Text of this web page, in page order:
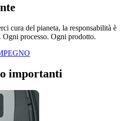
cura del pianeta, la responsabilità è
Ogni processo. Ogni prodotto.
importanti